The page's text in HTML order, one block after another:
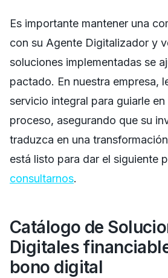
Es importante mantener una
con su Agente Digitalizador y
soluciones implementadas se
pactado. En nuestra empresa,
servicio integral para guiarle
proceso, asegurando que su
traduzca en una
está listo para dar el siguiente
consultarnos.
Catálogo de
Digitales
bono digital